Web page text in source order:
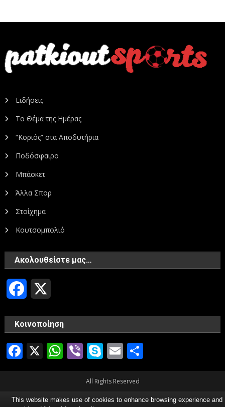
Ειδήσεις
Το Θέμα της Ημέρας
“Κοριός” στα Αποδυτήρια
Ποδόσφαιρο
Μπάσκετ
Άλλα Σπορ
Στοίχημα
Κουτσομπολιό
Ακολουθείστε μας…
Facebook
Κοινοποίηση
Facebook
X WhatsApp
ViberSkype
Email
All Rights Reserved
This website makes use of cookies to enhance browsing experience and